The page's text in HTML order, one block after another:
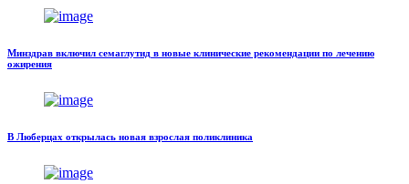
Минздрав включил семаглутид в новые клинические рекомендации по лечению
ожирения
В Люберцах открылась новая взрослая поликлиника